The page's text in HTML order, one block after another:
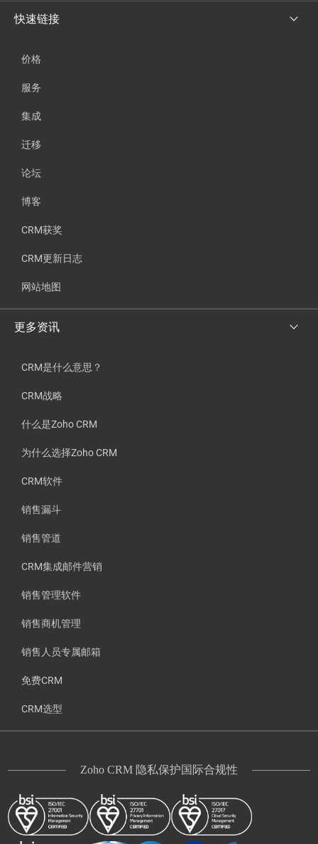
快速链接
价格
服务
集成
迁移
论坛
博客
CRM获奖
CRM更新日志
网站地图
更多资讯
CRM是什么意思？
CRM战略
什么是Zoho CRM
为什么选择Zoho CRM
CRM软件
销售漏斗
销售管道
CRM集成邮件营销
销售管理软件
销售商机管理
销售人员专属邮箱
免费CRM
CRM选型
Zoho CRM 隐私保护国际合规性